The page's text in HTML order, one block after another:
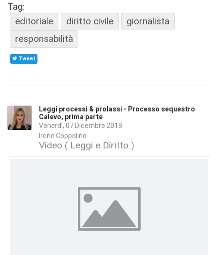
Tag:
editoriale
diritto civile
giornalista
responsabilità
Tweet
Leggi processi & prolassi - Processo sequestro
Calevo, prima parte
Venerdì, 07 Dicembre 2018
Irene Coppolino
Video ( Leggi e Diritto )